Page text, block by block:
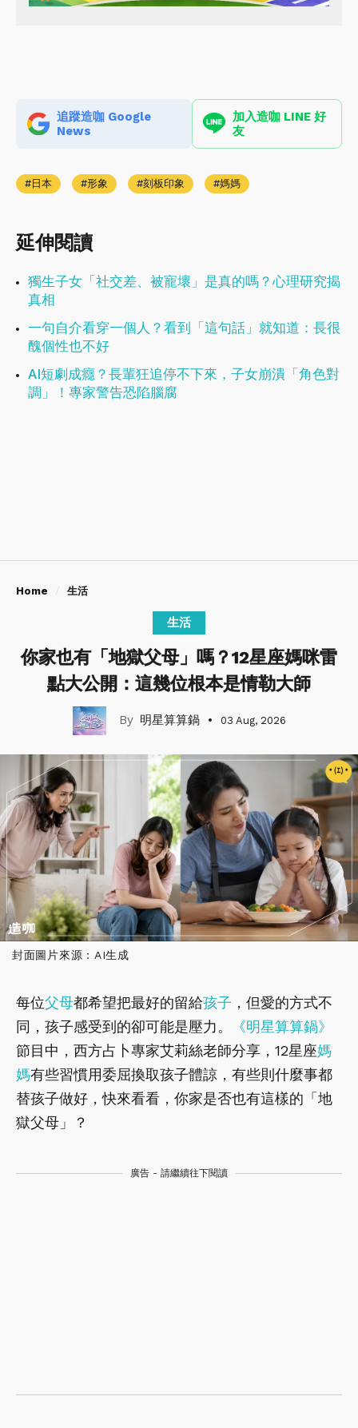
追蹤造咖 Google
News
加入造咖 LINE 好
友
日本 形象 刻板印象 媽媽
延伸閱讀
獨生子女「社交差、被寵壞」是真的嗎？心理研究揭
真相
一句自介看穿一個人？看到「這句話」就知道：長很
醜個性也不好
AI短劇成癮？長輩狂追停不下來，子女崩潰「角色對
調」！專家警告恐陷腦腐
Home 生活
生活
你家也有「地獄父母」嗎？12星座媽咪雷
點大公開：這幾位根本是情勒大師
明星算算鍋 03 Aug, 2026
封面圖片來源：AI生成
每位父母都希望把最好的留給孩子 ，但愛的方式不
同，孩子感受到的卻可能是壓力。
《明星算算鍋》
節目中，西方占卜專家艾莉絲老師分享，12星座媽
媽有些習慣用委屈換取孩子體諒，有些則什麼事都
替孩子做好，快來看看，你家是否也有這樣的「地
獄父母」？
廣告 - 請繼續往下閱讀